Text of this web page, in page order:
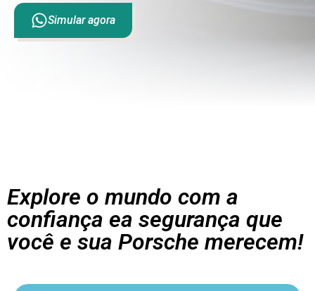
Simular agora
Explore o mundo com a
confiança ea segurança que
você e sua Porsche merecem!